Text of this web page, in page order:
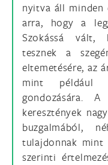
nyitva áll minden
arra, hogy a
Szokássá vált,
tesznek a
eltemetésére, az
mint például
gondozására.
keresztények
buzgalmából,
tulajdonnak mint
szerinti